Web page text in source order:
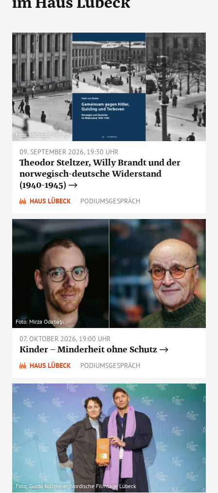
Foto: Metropol Verlag
09. SEPTEMBER 2026, 19:30 UHR
Theodor Steltzer, Willy Brandt und der
norwegisch-deutsche Widerstand
(1940-1945)
HAUS LÜBECK PODIUMSGESPRÄCH
Foto: Mirza Odabaşı
07. OKTOBER 2026, 19:00 UHR
Kinder – Minderheit ohne Schutz
HAUS LÜBECK PODIUMSGESPRÄCH
Foto: Guido Kollmeier/Nordische Filmtage Lübeck